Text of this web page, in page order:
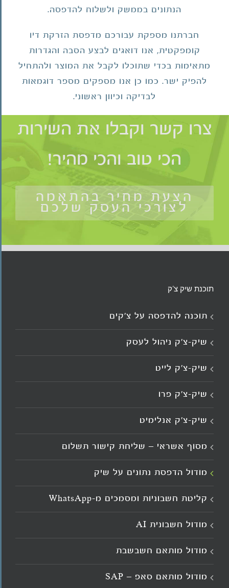
הנתונים בממשק ולשלוח להדפסה.
חברתנו מספקת עבורכם מדפסת הזרקת דיו
קומפקטית, אנו דואגים לבצע הסבה והגדרות
מתאימות בכדי שתוכלו לקבל את המוצר ולהתחיל
להפיק ישר. כמו כן אנו מספקים מספר דוגמאות
לבדיקה וכיוון ראשוני.
צרו קשר וקבלו את השירות
הכי טוב והכי מהיר!
הצעת מחיר בהתאמה
לצורכי העסק שלכם
תוכנת שיק צ'ק
תוכנה להדפסה על צ’קים
שיק-צ'ק ניהול לעסק
שיק-צ’ק לייט
שיק-צ’ק פרו
שיק-צ’ק אנלימיט
מסוף אשראי – שליחת קישור תשלום
מודול הדפסת נתונים על שיק
קליטת חשבוניות ומסמכים מ־WhatsApp
מודול חשבונית AI
מודול מותאם חשבשבת
מודול מותאם סאפ – SAP